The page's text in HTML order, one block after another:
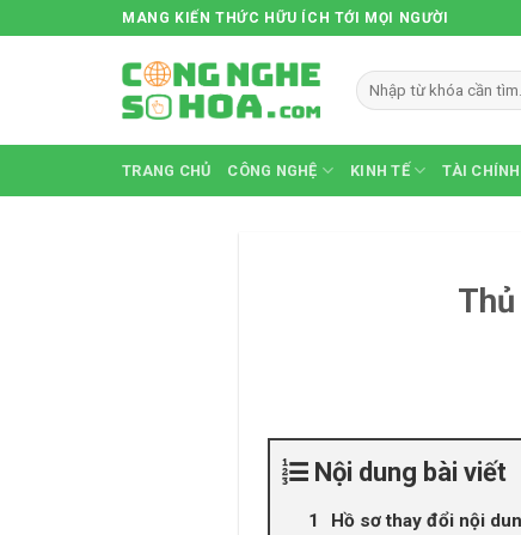
to
MANG KIẾN THỨC HỮU ÍCH TỚI MỌI NGƯỜI
TRANG CHỦ CÔNG NGHỆ KINH TẾ TÀI CHÍNH
Nội dung bài viết
Hồ sơ thay đổi nội